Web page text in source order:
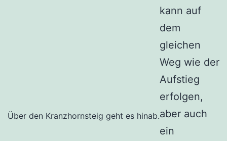
Über den Kranzhornsteig geht es hinab.
kann auf
dem
gleichen
Weg wie der
Aufstieg
erfolgen,
aber auch
ein